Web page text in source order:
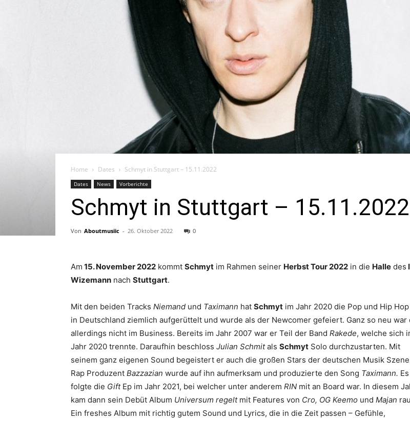
Home Dates Schmyt in Stuttgart – 15.11.2022
Dates News Vorberichte
Schmyt in Stuttgart – 15.11.2022
Von Aboutmusiic - 26. Oktober 2022 0
Am 15. November 2022 kommt Schmyt im Rahmen seiner Herbst Tour 2022 in die Halle des
Wizemann nach Stuttgart.
Mit den beiden Tracks Niemand und Taximann hat Schmyt im Jahr 2020 die Pop und Hip
in Deutschland ziemlich aufgerüttelt und wurde als der Newcomer gefeiert. Ganz so neu war
allerdings nicht im Business. Bereits im Jahr 2007 war er Teil der Band Rakede, welche sich
Jahr 2020 trennte. Daraufhin beschloss Julian Schmitals Schmyt Solo durchzustarten. Mit
seinem ganz eigenen Sound begeistert er auch die großen Stars der deutschen Musik
Rap Produzent Bazzazian wurde auf ihn aufmerksam und produzierte den Song Taximann. Es
folgte die Gift Ep im Jahr 2021, bei welcher unter anderem RIN mit an Board war. In diesem
kam dann sein Debüt Album Universum regelt mit Features von Cro, OG Keemo und Majan
Ein freshes Album mit richtig gutem Sound und Lyrics, die in die Zeit passen – Gefühle,